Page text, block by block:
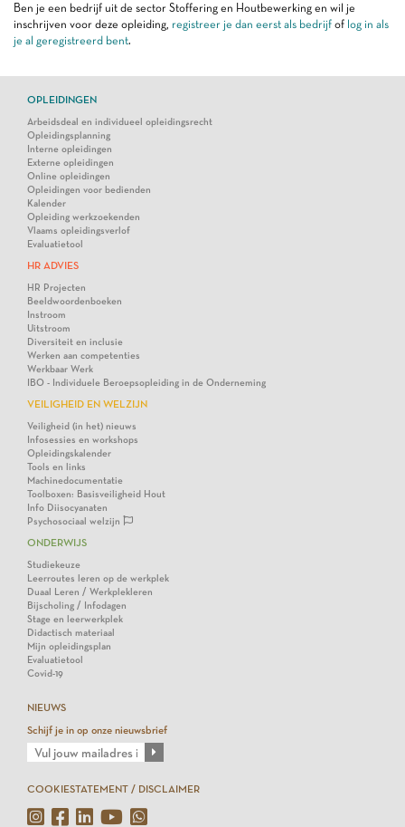
Ben je een bedrijf uit de sector Stoffering en Houtbewerking en wil je
inschrijven voor deze opleiding, registreer je dan eerst als bedrijf of log in als
je al geregistreerd bent.
OPLEIDINGEN
Arbeidsdeal en individueel opleidingsrecht
Opleidingsplanning
Interne opleidingen
Externe opleidingen
Online opleidingen
Opleidingen voor bedienden
Kalender
Opleiding werkzoekenden
Vlaams opleidingsverlof
Evaluatietool
HR ADVIES
HR Projecten
Beeldwoordenboeken
Instroom
Uitstroom
Diversiteit en inclusie
Werken aan competenties
Werkbaar Werk
IBO - Individuele Beroepsopleiding in de Onderneming
VEILIGHEID EN WELZIJN
Veiligheid (in het) nieuws
Infosessies en workshops
Opleidingskalender
Tools en links
Machinedocumentatie
Toolboxen: Basisveiligheid Hout
Info Diisocyanaten
Psychosociaal welzijn
ONDERWIJS
Studiekeuze
Leerroutes leren op de werkplek
Duaal Leren / Werkplekleren
Bijscholing / Infodagen
Stage en leerwerkplek
Didactisch materiaal
Mijn opleidingsplan
Evaluatietool
Covid-19
NIEUWS
Schijf je in op onze nieuwsbrief
COOKIESTATEMENT / DISCLAIMER